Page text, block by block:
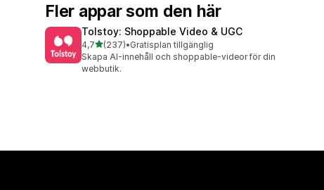
Fler appar som den här
Tolstoy: Shoppable Video & UGC
4,7av 5 stjärnor
(237)
237 recensioner totalt
•Gratisplan tillgänglig
Skapa AI-innehåll och shoppable-videor för din
webbutik.